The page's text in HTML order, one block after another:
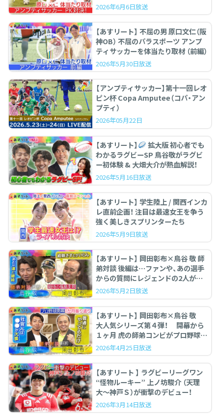
2026年6月6日放送
【あすリート】 不屈の男 原口文仁（阪
神OB） 不屈のパラスポーツ アンプ
ティサッカーを体当たり取材 （前編）
2026年5月30日放送
【アンプティサッカー】第十一回レオ
ピン杯 Copa Amputee（コパ・アン
プティ）
2026年05月22日
【あすリート】
拡大版 初心者でも
わかるラグビーSP 鳥谷敬がラグビ
ー初体験 & 大畑大介が熱血解説！
2026年5月16日放送
【あすリート】 学生陸上 / 関西インカ
レ直前企画！ 注目は最速女王を争う
強く美しきスプリンターたち
2026年5月9日放送
【あすリート】 岡田彰布×鳥谷 敬 師
弟対談 後編は…ファンや、あの選手
からの質問にレジェンドの2人が答
えます。
2026年5月2日放送
【あすリート】 岡田彰布×鳥谷 敬
大人気シリーズ第４弾！ 開幕から
１ヶ月 虎の師弟コンビがプロ野球を
ぶった斬る！
2026年4月25日放送
【あすリート 】 ラグビーリーグワン
“怪物ルーキー” 上ノ坊駿介 （天理
大〜神戸Ｓ）が衝撃のデビュー！
2026年3月14日放送